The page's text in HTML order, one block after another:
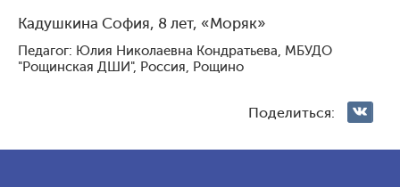
Кадушкина София, 8 лет, «Моряк»
Педагог: Юлия Николаевна Кондратьева, МБУДО
"Рощинская ДШИ", Россия, Рощино
Поделиться:
Сортировать по результату:
Голосование жюри